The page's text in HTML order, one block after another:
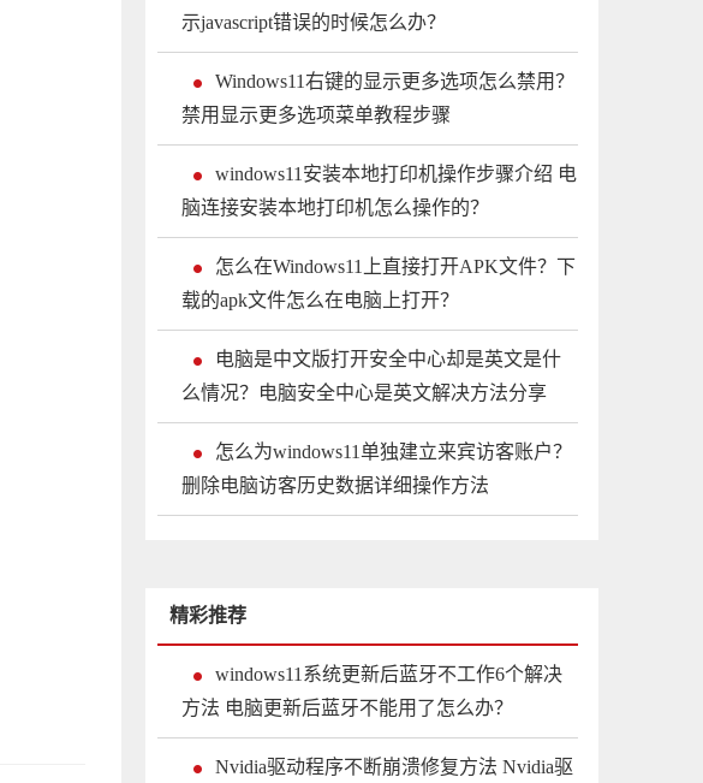
示javascript错误的时候怎么办？
Windows11右键的显示更多选项怎么禁用？
禁用显示更多选项菜单教程步骤
windows11安装本地打印机操作步骤介绍 电
脑连接安装本地打印机怎么操作的？
怎么在Windows11上直接打开APK文件？下
载的apk文件怎么在电脑上打开？
电脑是中文版打开安全中心却是英文是什
么情况？电脑安全中心是英文解决方法分享
怎么为windows11单独建立来宾访客账户？
删除电脑访客历史数据详细操作方法
精彩推荐
windows11系统更新后蓝牙不工作6个解决
方法 电脑更新后蓝牙不能用了怎么办？
Nvidia驱动程序不断崩溃修复方法 Nvidia驱